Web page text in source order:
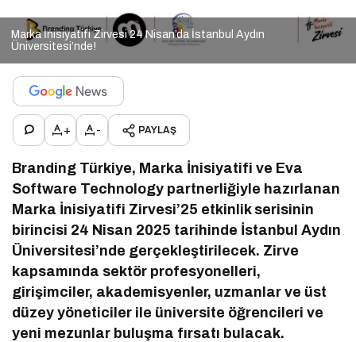
Marka İnisiyatifi Zirvesi 24 Nisan’da İstanbul Aydın
Üniversitesi’nde!
+ - PAYLAŞ
Branding Türkiye, Marka İnisiyatifi ve Eva
Software Technology partnerliğiyle hazırlanan
Marka İnisiyatifi Zirvesi’25 etkinlik serisinin
birincisi 24 Nisan 2025 tarihinde İstanbul Aydın
Üniversitesi’nde gerçekleştirilecek. Zirve
kapsamında sektör profesyonelleri,
girişimciler, akademisyenler, uzmanlar ve üst
düzey yöneticiler ile üniversite öğrencileri ve
yeni mezunlar buluşma fırsatı bulacak.